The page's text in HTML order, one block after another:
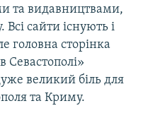
та видавництвами,
Всі сайти існують і
головна сторінка
Севастополі»
великий біль для
та Криму.